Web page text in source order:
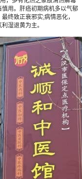
用。肝癌初期病机多以气郁
终致正衰邪实;病情恶化，
湿退黄为主。